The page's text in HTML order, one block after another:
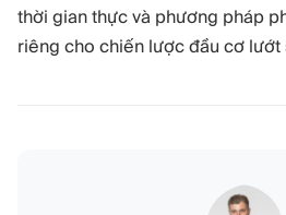
thời gian thực và phương pháp
riêng cho chiến lược đầu cơ lướt